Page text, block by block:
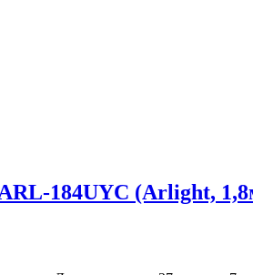
184UYC (Arlight,